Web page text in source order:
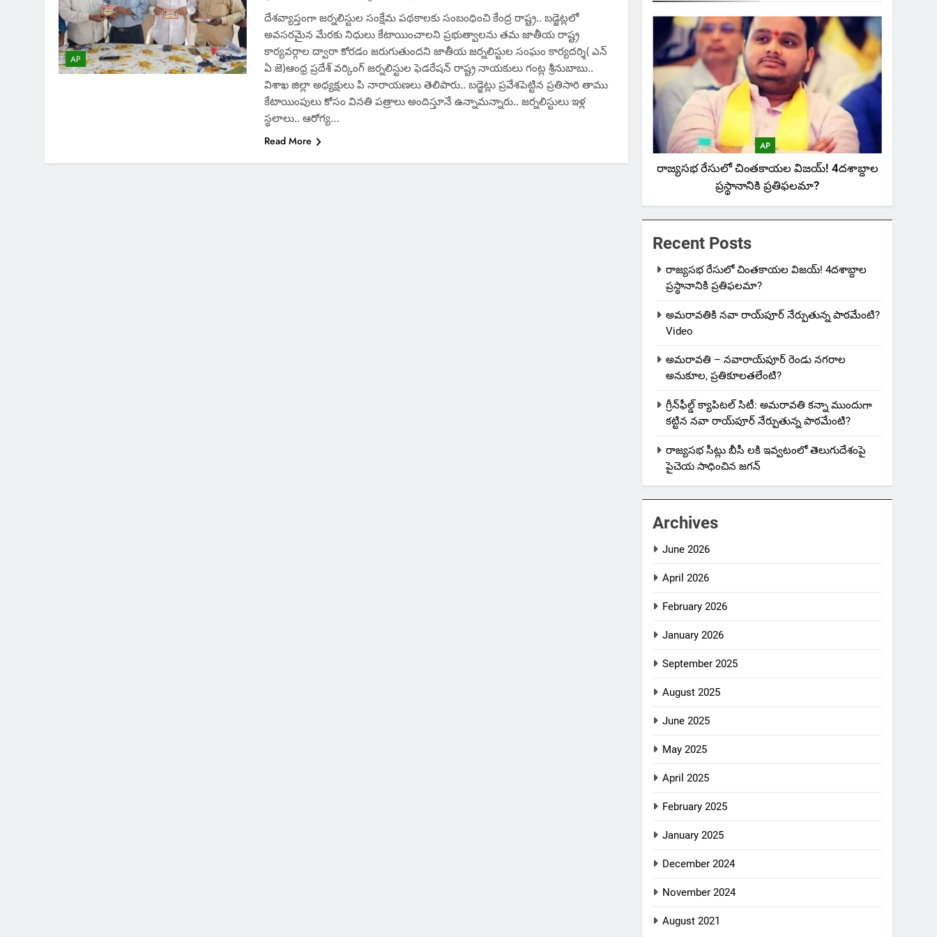
AP
దేశవ్యాప్తంగా జర్నలిస్టుల సంక్షేమ పథకాలకు సంబంధించి కేంద్ర రాష్ట్ర.. బడ్జెట్లలో
అవసరమైన మేరకు నిధులు కేటాయించాలని ప్రభుత్వాలను తమ జాతీయ రాష్ట్ర
కార్యవర్గాల ద్వారా కోరడం జరుగుతుందని జాతీయ జర్నలిస్టుల సంఘం కార్యదర్శి( ఎన్
ఏ జె)ఆంధ్ర ప్రదేశ్ వర్కింగ్ జర్నలిస్టుల ఫెడరేషన్ రాష్ట్ర నాయకులు గంట్ల శ్రీనుబాబు..
విశాఖ జిల్లా అధ్యక్షులు పి నారాయణలు తెలిపారు.. బడ్జెట్లు ప్రవేశపెట్టిన ప్రతిసారి తాము
కేటాయింపులు కోసం వినతి పత్రాలు అందిస్తూనే ఉన్నామన్నారు.. జర్నలిస్టులు ఇళ్ల
స్థలాలు.. ఆరోగ్య…
Read More AP
రాజ్యసభ రేసులో చింతకాయల విజయ్‌! 4దశాబ్దాల
ప్రస్థానానికి ప్రతిఫలమా?
Recent Posts
రాజ్యసభ రేసులో చింతకాయల విజయ్‌! 4దశాబ్దాల
ప్రస్థానానికి ప్రతిఫలమా?
అమరావతికి నవా రాయ్‌పూర్ నేర్పుతున్న పాఠమేంటి?
Video
అమరావతి – నవారాయ్‌పూర్ రెండు నగరాల
అనుకూల, ప్రతికూలతలేంటి?
గ్రీన్‌ఫీల్డ్ క్యాపిటల్ సిటీ: అమరావతి కన్నా ముందుగా
కట్టిన నవా రాయ్‌పూర్ నేర్పుతున్న పాఠమేంటి?
రాజ్యసభ సీట్లు బీసీ లకి ఇవ్వటంలో తెలుగుదేశంపై
పైచెయ సాధించిన జగన్
Archives
June 2026
April 2026
February 2026
January 2026
September 2025
August 2025
June 2025
May 2025
April 2025
February 2025
January 2025
December 2024
November 2024
August 2021